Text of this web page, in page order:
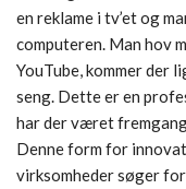
en reklame i tv’et og
computeren. Man hov
YouTube, kommer der
seng. Dette er en
har der været
Denne form for
virksomheder søger